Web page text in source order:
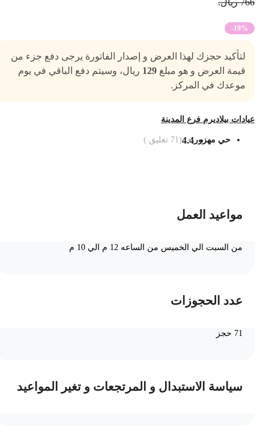
-19%
لتأكيد حجزك لهذا العرض و إصدار الفاتورة يرجى دفع جزء من
قيمة العرض و هو مبلغ129 ريال، وسيتم دفع الباقي في يوم
موعدك في المركز.
بيلاديرم فرع المدينة
حي مهزور4.4
(
71تعليق )
مواعيد العمل
من السبت الي الخميس من الساعه 12 م الي 10 م
عدد الحجوزات
سياسة الاستبدال و المرتجعات و تغير المواعيد